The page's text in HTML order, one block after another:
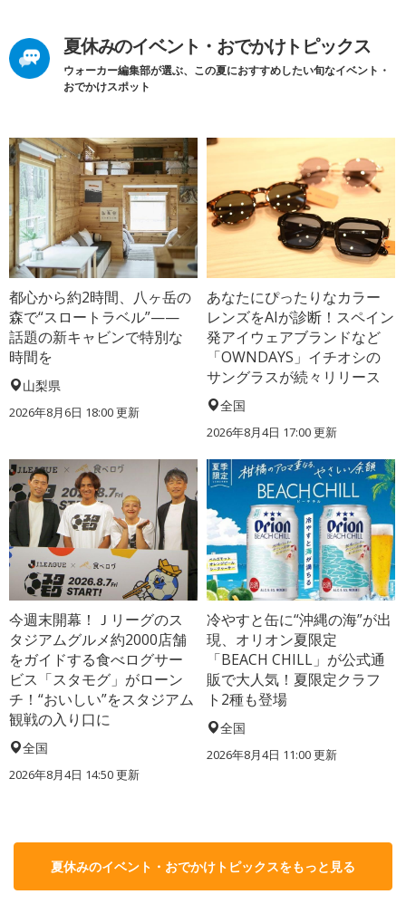
夏休みのイベント・おでかけトピックス
ウォーカー編集部が選ぶ、この夏におすすめしたい旬なイベント・
おでかけスポット
都心から約2時間、八ヶ岳の
森で“スロートラベル”——
話題の新キャビンで特別な
時間を
山梨県
2026年8月6日 18:00更新
あなたにぴったりなカラー
レンズをAIが診断！スペイン
発アイウェアブランドなど
「OWNDAYS」イチオシの
サングラスが続々リリース
全国
2026年8月4日 17:00更新
今週末開幕！Ｊリーグのス
タジアムグルメ約2000店舗
をガイドする食べログサー
ビス「スタモグ」がローン
チ！“おいしい”をスタジアム
観戦の入り口に
全国
2026年8月4日 14:50更新
冷やすと缶に“沖縄の海”が出
現、オリオン夏限定
「BEACH CHILL」が公式通
販で大人気！夏限定クラフ
ト2種も登場
全国
2026年8月4日 11:00更新
夏休みのイベント・おでかけトピックスをもっと見る